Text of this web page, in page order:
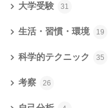
大学受験 31
生活・習慣・環境 19
科学的テクニック 35
考察 26